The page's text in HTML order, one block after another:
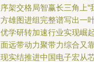
架交格局智赢长三角上
雄图进组完整谱写出一
学研转加速行业实现崛
远带动力聚带力综合又
实结推进中国电子宏从